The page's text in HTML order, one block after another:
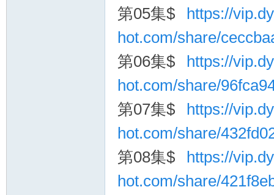
第05集$
https://
hot.com/share/
第06集$
https://
hot.com/share/
第07集$
https://
hot.com/share/
第08集$
https://
hot.com/share/